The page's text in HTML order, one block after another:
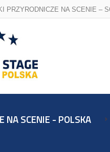
PRZYRODNICZE NA SCENIE –
NA SCENIE - POLSKA